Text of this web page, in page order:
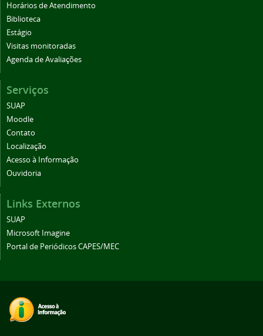
Horários de Atendimento
Biblioteca
Estágio
Visitas monitoradas
Agenda de Avaliações
Serviços
SUAP
Moodle
Contato
Localização
Acesso à Informação
Ouvidoria
Links Externos
SUAP
Microsoft Imagine
Portal de Periódicos CAPES/MEC